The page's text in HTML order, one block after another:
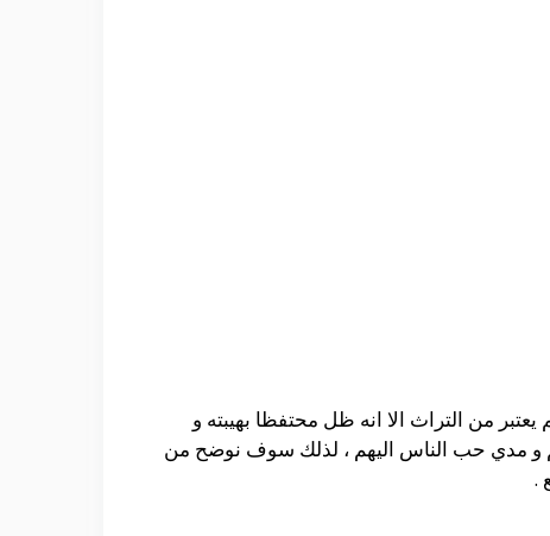
من التراث الا انه ظل محتفظا بهيبته و
و مدي حب الناس اليهم ، لذلك سوف نوضح من
.